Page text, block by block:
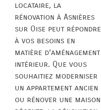
locataire, la
rénovation à Asnières
sur Oise peut répondre
à vos besoins en
matière d’aménagement
intérieur. Que vous
souhaitiez moderniser
un appartement ancien
ou rénover une maison